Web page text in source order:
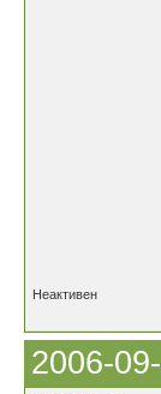
Неактивен
2006-